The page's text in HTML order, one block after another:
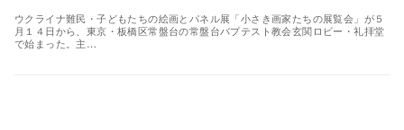
ウクライナ難民・子どもたちの絵画とパネル展「小さき画家たちの展覧会」が５
月１４日から、東京・板橋区常盤台の常盤台バプテスト教会玄関ロビー・礼拝堂
で始まった。主…